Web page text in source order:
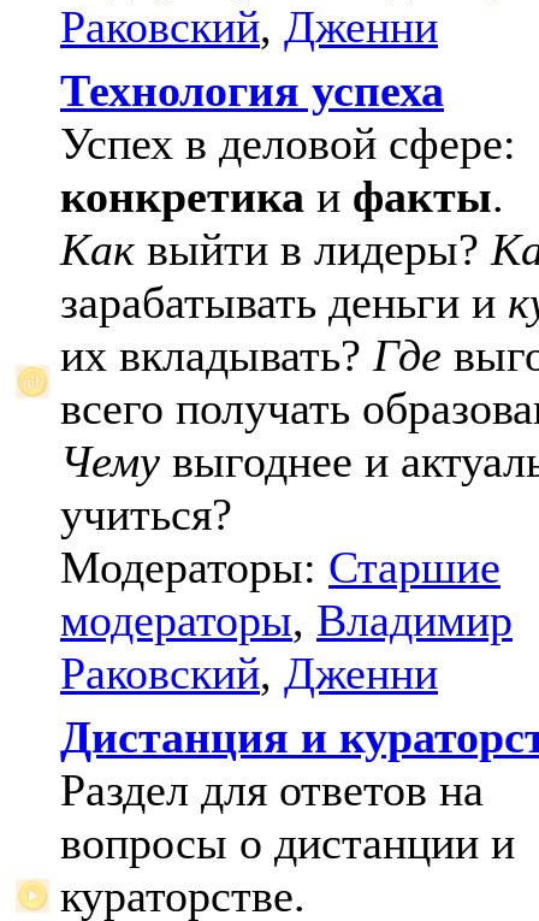
Раковский, Дженни
Технология успеха
Успех в деловой сфере:
конкретика и факты.
Как выйти в лидеры?
зарабатывать деньги и
их вкладывать? Где
всего получать
Чему выгоднее и
учиться?
Модераторы: Старшие
модераторы, Владимир
Раковский, Дженни
Дистанция и
Раздел для ответов на
вопросы о дистанции и
кураторстве.